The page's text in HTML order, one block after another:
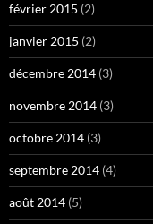
février 2015 (2)
janvier 2015 (2)
décembre 2014 (3)
novembre 2014 (3)
octobre 2014 (3)
septembre 2014 (4)
août 2014 (5)